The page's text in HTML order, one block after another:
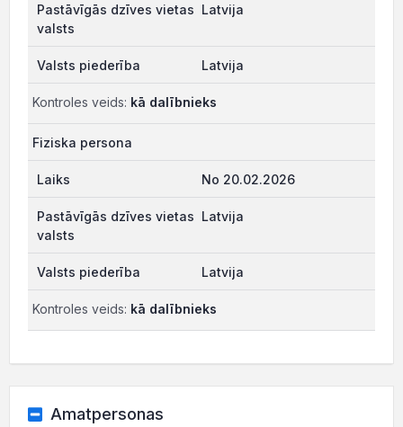
Latvija
Latvija
Kontroles veids: kā dalībnieks
Fiziska persona
No 20.02.2026
Latvija
Latvija
Kontroles veids: kā dalībnieks
Amatpersonas